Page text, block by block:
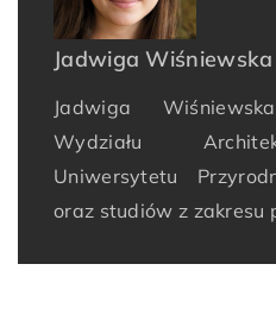
Jadwiga Wiśniewska
Jadwiga
Wydziału
Uniwersytetu
oraz studiów z zakresu